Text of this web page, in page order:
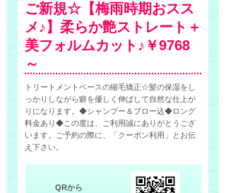
ご新規☆【梅雨時期おスス
メ♪】柔らか艶ストレート＋
美フォルムカット♪￥9768
～
トリートメントベースの縮毛矯正☆髪の保湿をし
っかりしながら癖を優しく伸ばして自然な仕上が
りになります。◆シャンプー＆ブロー込◆ロング
料金あり◆この度は、ご利用誠にありがとうござ
います。ご予約の際に、「クーポン利用」とお伝
え下さい。
QRから